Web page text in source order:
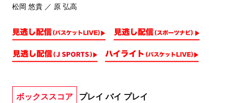
松岡 悠貴 ／ 原 弘高
ボックススコア プレイ バイ プレイ